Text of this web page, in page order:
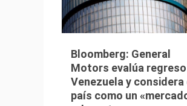
Bloomberg: General
Motors evalúa regreso
Venezuela y considera
país como un